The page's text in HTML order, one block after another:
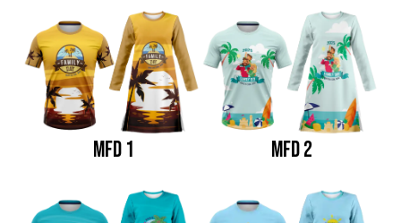
MFD 1 MFD 2